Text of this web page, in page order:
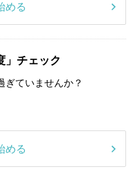
める
」チェック
ていませんか？
める